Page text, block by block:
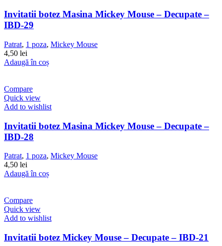
Invitatii botez Masina Mickey Mouse – Decupate –
IBD-29
Patrat, 1 poza, Mickey Mouse
4,50 lei
Adaugă în coș
Compare
Quick view
Add to wishlist
Invitatii botez Masina Mickey Mouse – Decupate –
IBD-28
Patrat, 1 poza, Mickey Mouse
4,50 lei
Adaugă în coș
Compare
Quick view
Add to wishlist
Invitatii botez Mickey Mouse – Decupate – IBD-21